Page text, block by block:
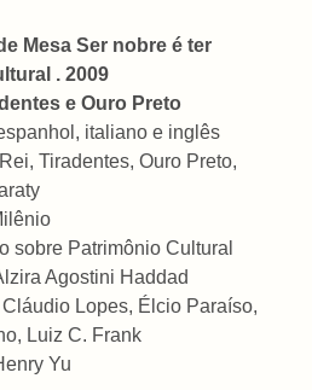
Mesa Ser nobre é ter
. 2009
e Ouro Preto
italiano e inglês
Tiradentes, Ouro Preto,
sobre Patrimônio Cultural
Agostini Haddad
Lopes, Élcio Paraíso,
Luiz C. Frank
Yu